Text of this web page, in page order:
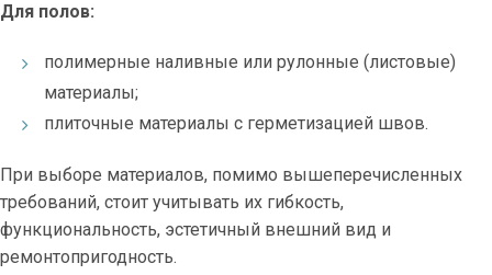
Для полов:
полимерные наливные или рулонные (листовые)
материалы;
плиточные материалы с герметизацией швов.
При выборе материалов, помимо вышеперечисленных
требований, стоит учитывать их гибкость,
функциональность, эстетичный внешний вид и
ремонтопригодность.